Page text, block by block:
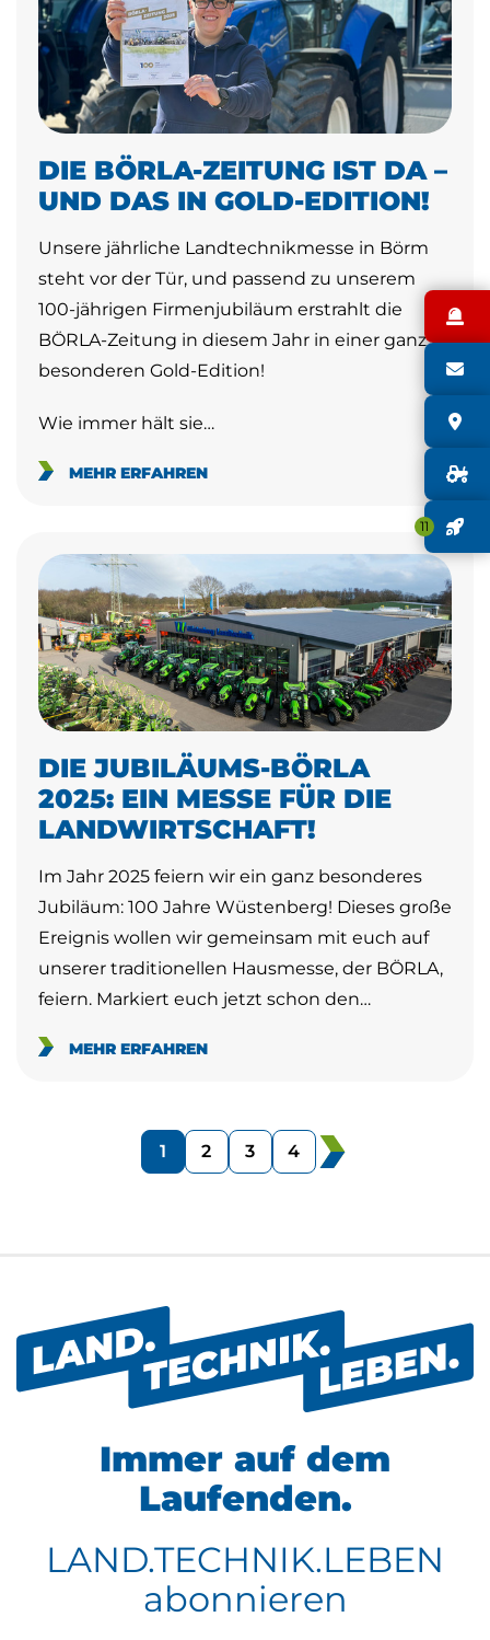
11
DIE BÖRLA-ZEITUNG IST DA –
UND DAS IN GOLD-EDITION!
Unsere jährliche Landtechnikmesse in Börm
steht vor der Tür, und passend zu unserem
100-jährigen Firmenjubiläum erstrahlt die
BÖRLA-Zeitung in diesem Jahr in einer ganz
besonderen Gold-Edition!
Wie immer hält sie…
MEHR ERFAHREN
DIE JUBILÄUMS-BÖRLA
2025: EIN MESSE FÜR DIE
LANDWIRTSCHAFT!
Im Jahr 2025 feiern wir ein ganz besonderes
Jubiläum: 100 Jahre Wüstenberg! Dieses große
Ereignis wollen wir gemeinsam mit euch auf
unserer traditionellen Hausmesse, der BÖRLA,
feiern. Markiert euch jetzt schon den…
MEHR ERFAHREN
1 2 3 4
Immer auf dem
Laufenden.
LAND.TECHNIK.LEBEN
abonnieren